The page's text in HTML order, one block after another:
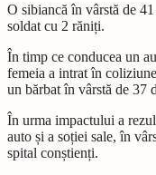
O sibiancă în vârstă de
soldat cu 2 răniți.
În timp ce conducea un
femeia a intrat în
un bărbat în vârstă de 37
În urma impactului a
auto și a soției sale, în
spital conștienți.